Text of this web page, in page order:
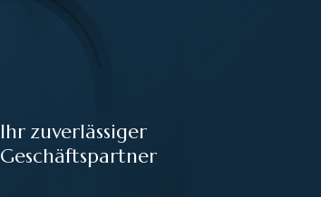
Ihr zuverlässiger
Geschäftspartner